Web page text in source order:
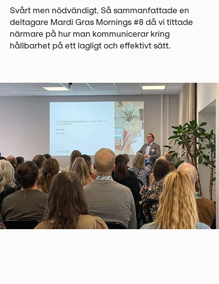
Svårt men nödvändigt. Så sammanfattade en
deltagare Mardi Gras Mornings #8 då vi tittade
närmare på hur man kommunicerar kring
hållbarhet på ett lagligt och effektivt sätt.